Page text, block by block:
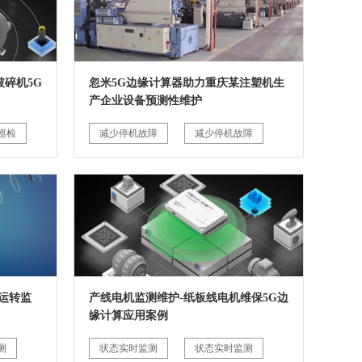
碎机5G
检
忽米5G边缘计算器助力重庆某注塑机生
产企业设备预测性维护
减少停机故障 减少停机故障
转监
产线电机监测维护-纸板线电机维保5G边
缘计算应用案例
状态实时监测 状态实时监测